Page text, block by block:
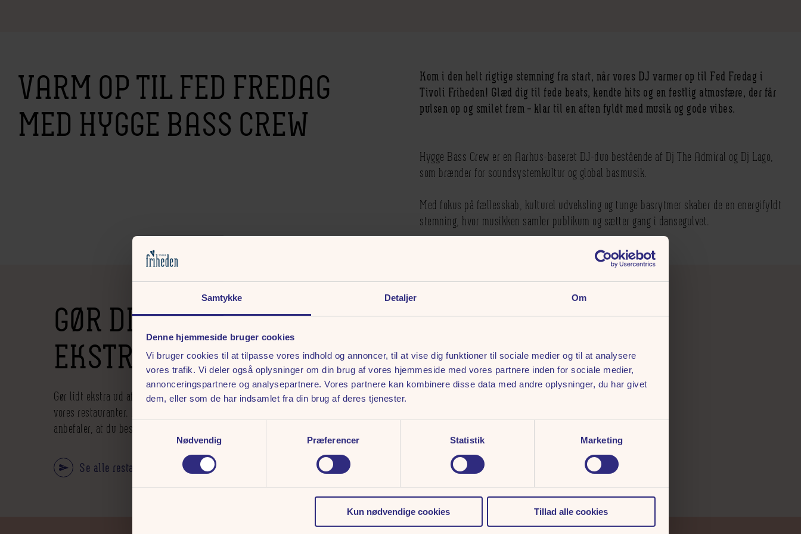
Samtykke Detaljer Om
Denne hjemmeside bruger cookies
Vi bruger cookies til at tilpasse vores indhold og annoncer, til at vise dig funktioner til sociale medier og til at analysere
vores trafik. Vi deler også oplysninger om din brug af vores hjemmeside med vores partnere inden for sociale medier,
annonceringspartnere og analysepartnere. Vores partnere kan kombinere disse data med andre oplysninger, du har givet
dem, eller som de har indsamlet fra din brug af deres tjenester.
Samtykkevalg
Nødvendig
Præferencer Statistik Marketing
Kun nødvendige cookies Tillad alle cookies
VARM OP TIL FED FREDAG
MED HYGGE BASS CREW
Kom i den helt rigtige stemning fra start, når vores DJ varmer op til Fed Fredag i
Tivoli Friheden! Glæd dig til fede beats, kendte hits og en festlig atmosfære, der får
pulsen op og smilet frem – klar til en aften fyldt med musik og gode vibes.
Hygge Bass Crew er en Aarhus-baseret DJ-duo bestående af Dj The Admiral og Dj Lago,
som brænder for soundsystemkultur og global basmusik.
Med fokus på fællesskab, kulturel udveksling og tunge basrytmer skaber de en energifyldt
stemning, hvor musikken samler publikum og sætter gang i dansegulvet.
GØR DIN FREDAG
EKSTRA LÆKKER
Gør lidt ekstra ud af din fredag og start din aften med et besøg på en af
vores restauranter. Det er en populær måde at starte Fed Fredag på, så vi
anbefaler, at du bestiller bord på forhånd.
Se alle restauranter